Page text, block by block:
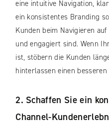
eine intuitive Navigation,
ein konsistentes Branding
Kunden beim Navigieren
und engagiert sind. Wenn
ist, stöbern die Kunden
hinterlassen einen
2. Schaffen Sie ein
Channel-